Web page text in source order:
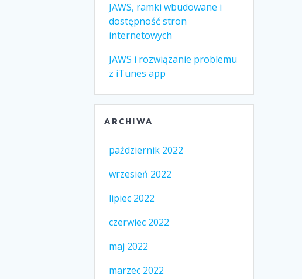
JAWS, ramki wbudowane i
dostępność stron
internetowych
JAWS i rozwiązanie problemu
z iTunes app
ARCHIWA
październik 2022
wrzesień 2022
lipiec 2022
czerwiec 2022
maj 2022
marzec 2022